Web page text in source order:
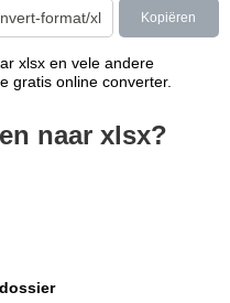
Kopiëren
xlsx en vele andere
gratis online converter.
naar xlsx?